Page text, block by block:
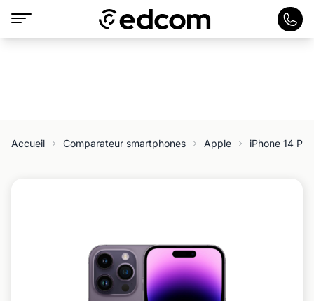
Accueil Comparateur smartphones Apple iPhone 14 Pro